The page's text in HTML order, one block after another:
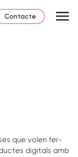
Contacte
que volen fer-
digitals amb